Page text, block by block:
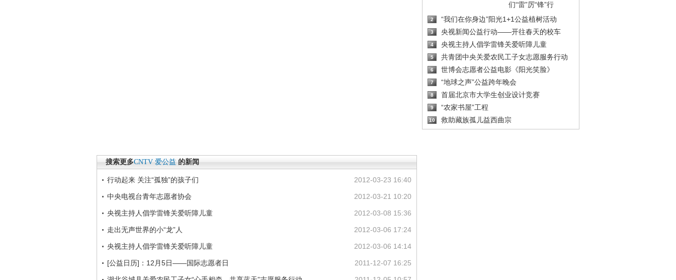
们“雷”厉“锋”行
2 “我们在你身边”阳光1+1公益植树活动
3 央视新闻公益行动——开往春天的校车
4 央视主持人倡学雷锋关爱听障儿童
5 共青团中央关爱农民工子女志愿服务行动
6 世博会志愿者公益电影《阳光笑脸》
7 “地球之声”公益跨年晚会
8 首届北京市大学生创业设计竞赛
9 “农家书屋”工程
10 救助藏族孤儿益西曲宗
搜索更多CNTV 爱公益 的新闻
2012-03-23 16:40
行动起来 关注“孤独”的孩子们
2012-03-21 10:20
中央电视台青年志愿者协会
2012-03-08 15:36
央视主持人倡学雷锋关爱听障儿童
2012-03-06 17:24
走出无声世界的小“龙”人
2012-03-06 14:14
央视主持人倡学雷锋关爱听障儿童
2011-12-07 16:25
[公益日历]：12月5日——国际志愿者日